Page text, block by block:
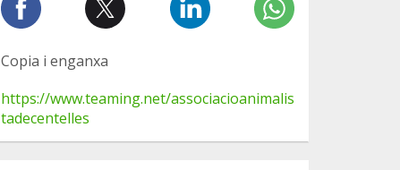
Copia i enganxa
https://www.teaming.net/associacioanimalis
tadecentelles